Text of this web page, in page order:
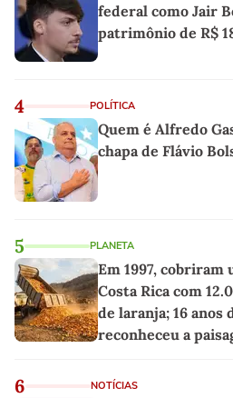
federal como Jair
patrimônio de R$
4 POLÍTICA
Quem é Alfredo
chapa de Flávio
5 PLANETA
Em 1997, cobriram
Costa Rica com
de laranja; 16 anos
reconheceu a
6 NOTÍCIAS